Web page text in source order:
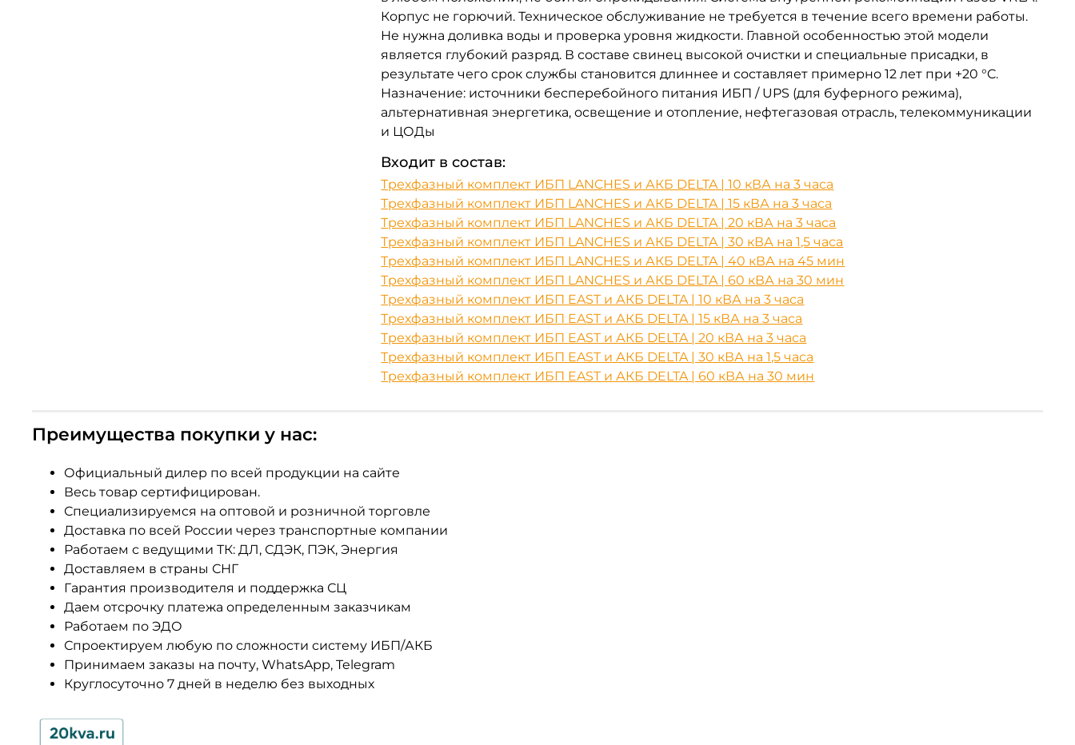
Корпус не горючий. Техническое обслуживание не требуется в течение всего времени работы.
Не нужна доливка воды и проверка уровня жидкости. Главной особенностью этой модели
является глубокий разряд. В составе свинец высокой очистки и специальные присадки, в
результате чего срок службы становится длиннее и составляет примерно 12 лет при +20 °C.
Назначение: источники бесперебойного питания ИБП / UPS (для буферного режима),
альтернативная энергетика, освещение и отопление, нефтегазовая отрасль, телекоммуникации
и ЦОДы
Входит в состав:
Трехфазный комплект ИБП LANCHES и АКБ DELTA | 10 кВА на 3 часа
Трехфазный комплект ИБП LANCHES и АКБ DELTA | 15 кВА на 3 часа
Трехфазный комплект ИБП LANCHES и АКБ DELTA | 20 кВА на 3 часа
Трехфазный комплект ИБП LANCHES и АКБ DELTA | 30 кВА на 1,5 часа
Трехфазный комплект ИБП LANCHES и АКБ DELTA | 40 кВА на 45 мин
Трехфазный комплект ИБП LANCHES и АКБ DELTA | 60 кВА на 30 мин
Трехфазный комплект ИБП EAST и АКБ DELTA | 10 кВА на 3 часа
Трехфазный комплект ИБП EAST и АКБ DELTA | 15 кВА на 3 часа
Трехфазный комплект ИБП EAST и АКБ DELTA | 20 кВА на 3 часа
Трехфазный комплект ИБП EAST и АКБ DELTA | 30 кВА на 1,5 часа
Трехфазный комплект ИБП EAST и АКБ DELTA | 60 кВА на 30 мин
Преимущества покупки у нас:
Официальный дилер по всей продукции на сайте
Весь товар сертифицирован.
Специализируемся на оптовой и розничной торговле
Доставка по всей России через транспортные компании
Работаем с ведущими ТК: ДЛ, СДЭК, ПЭК, Энергия
Доставляем в страны СНГ
Гарантия производителя и поддержка СЦ
Даем отсрочку платежа определенным заказчикам
Работаем по ЭДО
Спроектируем любую по сложности систему ИБП/АКБ
Принимаем заказы на почту, WhatsApp, Telegram
Круглосуточно 7 дней в неделю без выходных